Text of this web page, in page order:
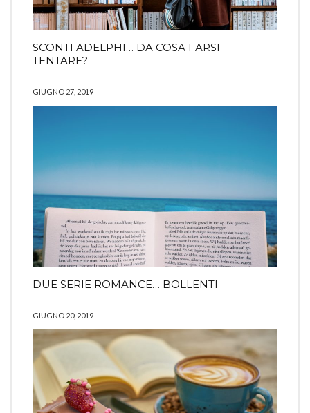
SCONTI ADELPHI… DA COSA FARSI
TENTARE?
GIUGNO 27, 2019
DUE SERIE ROMANCE… BOLLENTI
GIUGNO 20, 2019